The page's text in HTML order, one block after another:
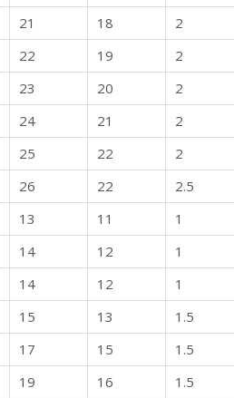
21 18 2
22 19 2
23 20 2
24 21 2
25 22 2
26 22 2.5
13 11 1
14 12 1
14 12 1
15 13 1.5
17 15 1.5
19 16 1.5